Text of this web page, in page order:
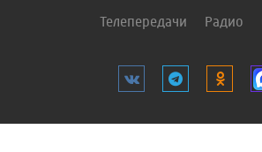
Телепередачи Радио